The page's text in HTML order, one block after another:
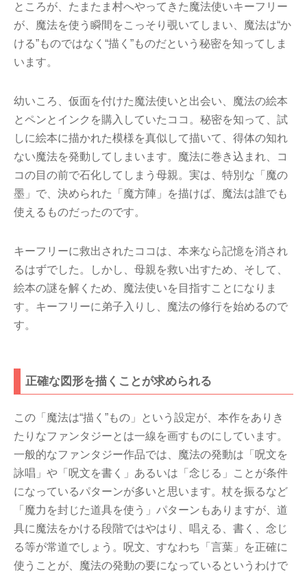
ところが、たまたま村へやってきた魔法使いキーフリー
が、魔法を使う瞬間をこっそり覗いてしまい、魔法は“か
ける”ものではなく“描く”ものだという秘密を知ってしま
います。
幼いころ、仮面を付けた魔法使いと出会い、魔法の絵本
とペンとインクを購入していたココ。秘密を知って、試
しに絵本に描かれた模様を真似して描いて、得体の知れ
ない魔法を発動してしまいます。魔法に巻き込まれ、コ
コの目の前で石化してしまう母親。実は、特別な「魔の
墨」で、決められた「魔方陣」を描けば、魔法は誰でも
使えるものだったのです。
キーフリーに救出されたココは、本来なら記憶を消され
るはずでした。しかし、母親を救い出すため、そして、
絵本の謎を解くため、魔法使いを目指すことになりま
す。キーフリーに弟子入りし、魔法の修行を始めるので
す。
正確な図形を描くことが求められる
この「魔法は“描く”もの」という設定が、本作をありき
たりなファンタジーとは一線を画すものにしています。
一般的なファンタジー作品では、魔法の発動は「呪文を
詠唱」や「呪文を書く」あるいは「念じる」ことが条件
になっているパターンが多いと思います。杖を振るなど
「魔力を封じた道具を使う」パターンもありますが、道
具に魔法をかける段階ではやはり、唱える、書く、念じ
る等が常道でしょう。呪文、すなわち「言葉」を正確に
使うことが、魔法の発動の要になっているというわけで